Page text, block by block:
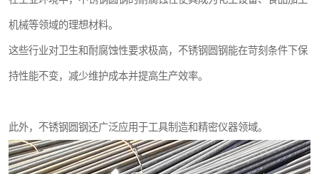
机械等领域的理想材料。
这些行业对卫生和耐腐蚀性要求极高，不锈钢圆钢能在苛刻条件下保
持性能不变，减少维护成本并提高生产效率。
此外，不锈钢圆钢还广泛应用于工具制造和精密仪器领域。